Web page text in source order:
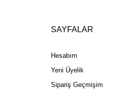
SAYFALAR
Hesabım
Yeni Üyelik
Sipariş Geçmişim